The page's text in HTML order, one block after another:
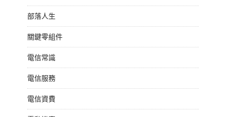
部落人生
關鍵零組件
電信常識
電信服務
電信資費